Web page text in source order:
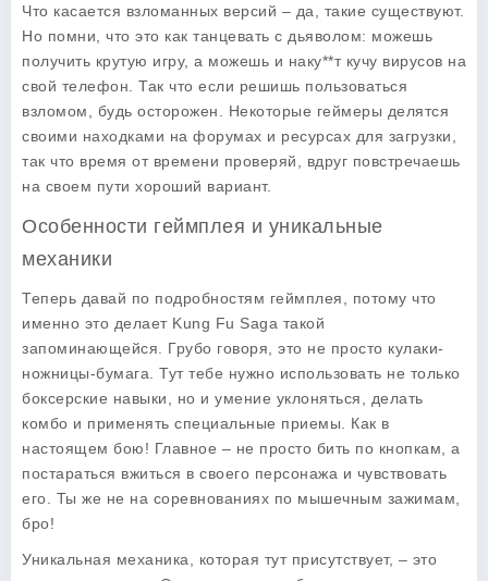
Что касается взломанных версий – да, такие существуют.
Но помни, что это как танцевать с дьяволом: можешь
получить крутую игру, а можешь и наку**т кучу вирусов на
свой телефон. Так что если решишь пользоваться
взломом, будь осторожен. Некоторые геймеры делятся
своими находками на форумах и ресурсах для загрузки,
так что время от времени проверяй, вдруг повстречаешь
на своем пути хороший вариант.
Особенности геймплея и уникальные
механики
Теперь давай по подробностям геймплея, потому что
именно это делает Kung Fu Saga такой
запоминающейся. Грубо говоря, это не просто кулаки-
ножницы-бумага. Тут тебе нужно использовать не только
боксерские навыки, но и умение уклоняться, делать
комбо и применять специальные приемы. Как в
настоящем бою! Главное – не просто бить по кнопкам, а
постараться вжиться в своего персонажа и чувствовать
его. Ты же не на соревнованиях по мышечным зажимам,
бро!
Уникальная механика, которая тут присутствует, – это